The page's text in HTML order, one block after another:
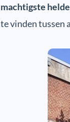
machtigste
te vinden tussen